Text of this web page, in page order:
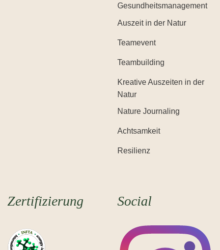
Gesundheitsmanagement
Auszeit in der Natur
Teamevent
Teambuilding
Kreative Auszeiten in der
Natur
Nature Journaling
Achtsamkeit
Resilienz
Zertifizierung Social